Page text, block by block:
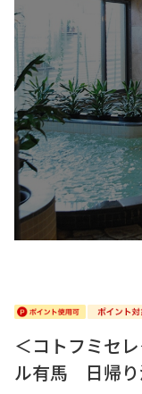
＜コトフミセ
ル有馬 日帰り